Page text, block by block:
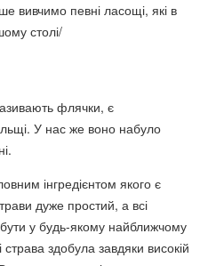
вивчимо певні ласощі, які в
столі/
флячки, є
У нас же воно набуло
інгредієнтом якого є
дуже простий, а всі
у будь-якому найближчому
здобула завдяки високій